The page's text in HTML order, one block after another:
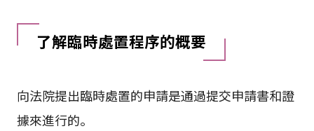
了解臨時處置程序的概要
向法院提出臨時處置的申請是通過提交申請書和證
據來進行的。